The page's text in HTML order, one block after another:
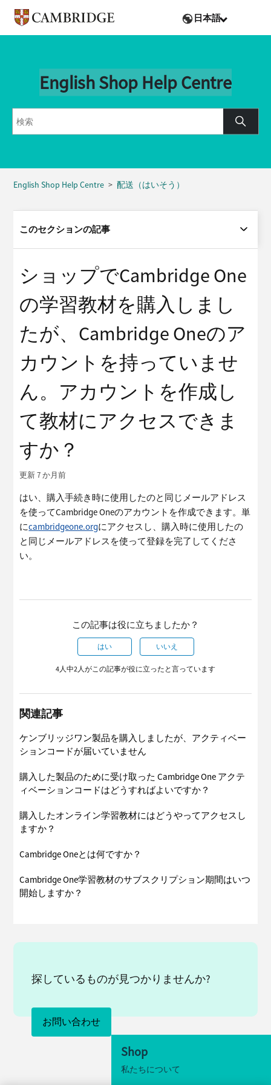
日本語
English Shop Help Centre
English Shop Help Centre 配送（はいそう）
このセクションの記事
ショップでCambridge One
の学習教材を購入しまし
たが、Cambridge Oneのア
カウントを持っていませ
ん。アカウントを作成し
て教材にアクセスできま
すか？
更新7 か月前
はい、購入手続き時に使用したのと同じメールアドレス
を使ってCambridge Oneのアカウントを作成できます。単
にcambridgeone.orgにアクセスし、購入時に使用したの
と同じメールアドレスを使って登録を完了してくださ
い。
この記事は役に立ちましたか？
はい いいえ
4人中2人がこの記事が役に立ったと言っています
関連記事
ケンブリッジワン製品を購入しましたが、アクティベー
ションコードが届いていません
購入した製品のために受け取った Cambridge One アクテ
ィベーションコードはどうすればよいですか？
購入したオンライン学習教材にはどうやってアクセスし
ますか？
Cambridge Oneとは何ですか？
Cambridge One学習教材のサブスクリプション期間はいつ
開始しますか？
探しているものが見つかりませんか?
お問い合わせ
Shop
私たちについて